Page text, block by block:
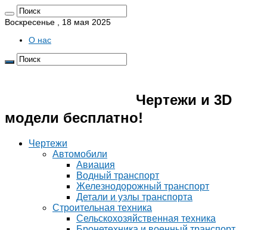
Воскресенье , 18 мая 2025
О нас
Чертежи и 3D
модели бесплатно!
Чертежи
Автомобили
Авиация
Водный транспорт
Железнодорожный транспорт
Детали и узлы транспорта
Строительная техника
Сельскохозяйственная техника